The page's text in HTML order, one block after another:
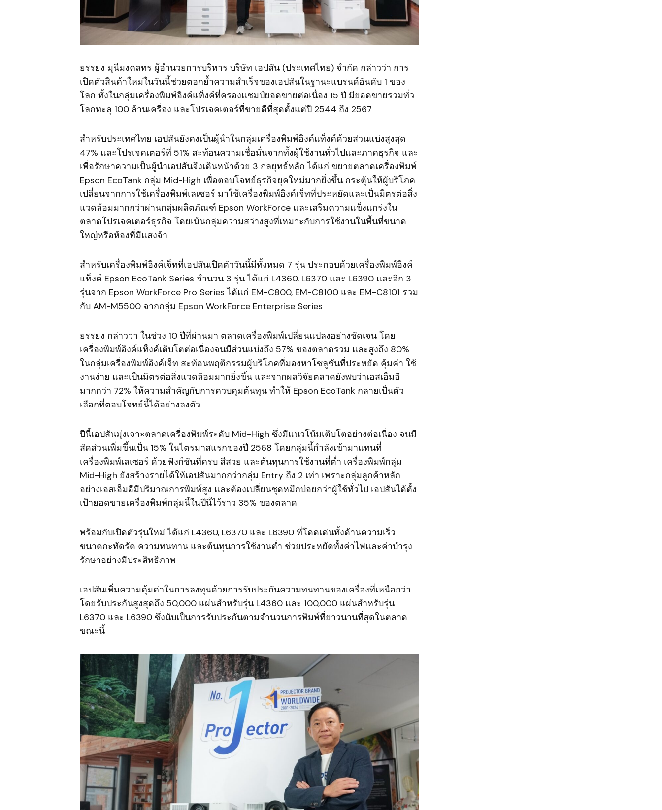
ยรรยง มุนีมงคลทร ผู้อำนวยการบริหาร บริษัท เอปสัน (ประเทศไทย) จำกัด กล่าวว่า การ
เปิดตัวสินค้าใหม่ในวันนี้ช่วยตอกย้ำความสำเร็จของเอปสันในฐานะแบรนด์อันดับ 1 ของ
โลก ทั้งในกลุ่มเครื่องพิมพ์อิงค์แท็งค์ที่ครองแชมป์ยอดขายต่อเนื่อง 15 ปี มียอดขายรวมทั่ว
โลกทะลุ 100 ล้านเครื่อง และโปรเจคเตอร์ที่ขายดีที่สุดตั้งแต่ปี 2544 ถึง 2567
สำหรับประเทศไทย เอปสันยังคงเป็นผู้นำในกลุ่มเครื่องพิมพ์อิงค์แท็งค์ด้วยส่วนแบ่งสูงสุด
47% และโปรเจคเตอร์ที่ 51% สะท้อนความเชื่อมั่นจากทั้งผู้ใช้งานทั่วไปและภาคธุรกิจ และ
เพื่อรักษาความเป็นผู้นำเอปสันจึงเดินหน้าด้วย 3 กลยุทธ์หลัก ได้แก่ ขยายตลาดเครื่องพิมพ์
Epson EcoTank กลุ่ม Mid-High เพื่อตอบโจทย์ธุรกิจยุคใหม่มากยิ่งขึ้น กระตุ้นให้ผู้บริโภค
เปลี่ยนจากการใช้เครื่องพิมพ์เลเซอร์ มาใช้เครื่องพิมพ์อิงค์เจ็ทที่ประหยัดและเป็นมิตรต่อสิ่ง
แวดล้อมมากกว่าผ่านกลุ่มผลิตภัณฑ์ Epson WorkForce และเสริมความแข็งแกร่งใน
ตลาดโปรเจคเตอร์ธุรกิจ โดยเน้นกลุ่มความสว่างสูงที่เหมาะกับการใช้งานในพื้นที่ขนาด
ใหญ่หรือห้องที่มีแสงจ้า
สำหรับเครื่องพิมพ์อิงค์เจ็ทที่เอปสันเปิดตัววันนี้มีทั้งหมด 7 รุ่น ประกอบด้วยเครื่องพิมพ์อิงค์
แท็งค์ Epson EcoTank Series จำนวน 3 รุ่น ได้แก่ L4360, L6370 และ L6390 และอีก 3
รุ่นจาก Epson WorkForce Pro Series ได้แก่ EM-C800, EM-C8100 และ EM-C8101 รวม
กับ AM-M5500 จากกลุ่ม Epson WorkForce Enterprise Series
ยรรยง กล่าวว่า ในช่วง 10 ปีที่ผ่านมา ตลาดเครื่องพิมพ์เปลี่ยนแปลงอย่างชัดเจน โดย
เครื่องพิมพ์อิงค์แท็งค์เติบโตต่อเนื่องจนมีส่วนแบ่งถึง 57% ของตลาดรวม และสูงถึง 80%
ในกลุ่มเครื่องพิมพ์อิงค์เจ็ท สะท้อนพฤติกรรมผู้บริโภคที่มองหาโซลูชันที่ประหยัด คุ้มค่า ใช้
งานง่าย และเป็นมิตรต่อสิ่งแวดล้อมมากยิ่งขึ้น และจากผลวิจัยตลาดยังพบว่าเอสเอ็มอี
มากกว่า 72% ให้ความสำคัญกับการควบคุมต้นทุน ทำให้ Epson EcoTank กลายเป็นตัว
เลือกที่ตอบโจทย์นี้ได้อย่างลงตัว
ปีนี้เอปสันมุ่งเจาะตลาดเครื่องพิมพ์ระดับ Mid-High ซึ่งมีแนวโน้มเติบโตอย่างต่อเนื่อง จนมี
สัดส่วนเพิ่มขึ้นเป็น 15% ในไตรมาสแรกของปี 2568 โดยกลุ่มนี้กำลังเข้ามาแทนที่
เครื่องพิมพ์เลเซอร์ ด้วยฟังก์ชันที่ครบ สีสวย และต้นทุนการใช้งานที่ต่ำ เครื่องพิมพ์กลุ่ม
Mid-High ยังสร้างรายได้ให้เอปสันมากกว่ากลุ่ม Entry ถึง 2 เท่า เพราะกลุ่มลูกค้าหลัก
อย่างเอสเอ็มอีมีปริมาณการพิมพ์สูง และต้องเปลี่ยนชุดหมึกบ่อยกว่าผู้ใช้ทั่วไป เอปสันได้ตั้ง
เป้ายอดขายเครื่องพิมพ์กลุ่มนี้ในปีนี้ไว้ราว 35% ของตลาด
พร้อมกับเปิดตัวรุ่นใหม่ ได้แก่ L4360, L6370 และ L6390 ที่โดดเด่นทั้งด้านความเร็ว
ขนาดกะทัดรัด ความทนทาน และต้นทุนการใช้งานต่ำ ช่วยประหยัดทั้งค่าไฟและค่าบำรุง
รักษาอย่างมีประสิทธิภาพ
เอปสันเพิ่มความคุ้มค่าในการลงทุนด้วยการรับประกันความทนทานของเครื่องที่เหนือกว่า
โดยรับประกันสูงสุดถึง 50,000 แผ่นสำหรับรุ่น L4360 และ 100,000 แผ่นสำหรับรุ่น
L6370 และ L6390 ซึ่งนับเป็นการรับประกันตามจำนวนการพิมพ์ที่ยาวนานที่สุดในตลาด
ขณะนี้